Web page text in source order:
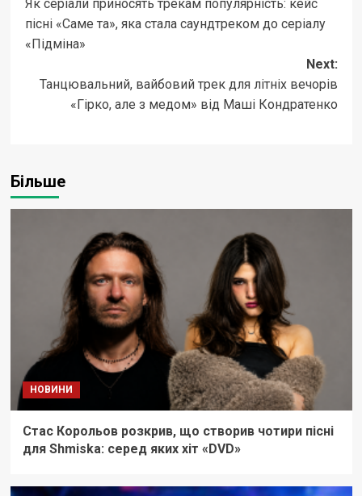
navigation
Як серіали приносять трекам популярність: кейс
пісні «Саме та», яка стала саундтреком до серіалу
«Підміна»
Next:
Танцювальний, вайбовий трек для літніх вечорів
«Гірко, але з медом» від Маші Кондратенко
Більше
НОВИНИ
Стас Корольов розкрив, що створив чотири пісні
для Shmiska: серед яких хіт «DVD»